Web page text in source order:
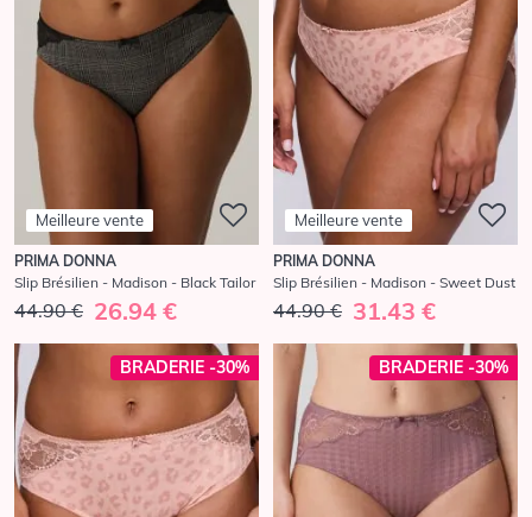
Meilleure vente
PRIMA DONNA
Slip Brésilien - Madison - Black Tailor
44.90 € 26.94 €
Meilleure vente
PRIMA DONNA
Slip Brésilien - Madison - Sweet Dust
44.90 € 31.43 €
BRADERIE -30% BRADERIE -30%